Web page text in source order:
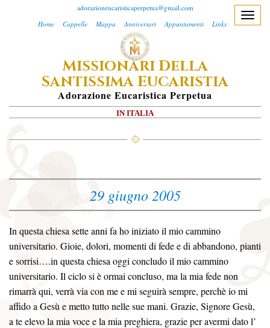
adorazioneucaristicaperpetua@gmail.com
Home
Cappelle Mappa Anniversari Appuntamenti Links
MISSIONARI DELLA
SANTISSIMA EUCARISTIA
ADorazione EUcaristica PErpetua
IN ITALIA
T
n
v
a
i
n
29 giugno 2005
In questa chiesa sette anni fa ho iniziato il mio cammino
universitario. Gioie, dolori, momenti di fede e di abbandono, pianti
e sorrisi….in questa chiesa oggi concludo il mio cammino
universitario. Il ciclo si è ormai concluso, ma la mia fede non
rimarrà qui, verrà via con me e mi seguirà sempre, perchè io mi
affido a Gesù e metto tutto nelle sue mani. Grazie, Signore Gesù,
a te elevo la mia voce e la mia preghiera, grazie per avermi dato l’